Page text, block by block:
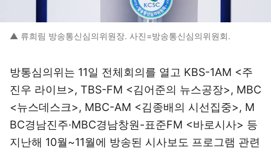
▲ 류희림 방송통신심의위원장. 사진=방송통신심의위원회.
방통심의위는 11일 전체회의를 열고 KBS-1AM <주
진우 라이브>, TBS-FM <김어준의 뉴스공장>, MBC
<뉴스데스크>, MBC-AM <김종배의 시선집중>, M
BC경남진주·MBC경남창원-표준FM <바로시사> 등
지난해 10월~11월에 방송된 시사보도 프로그램 관련